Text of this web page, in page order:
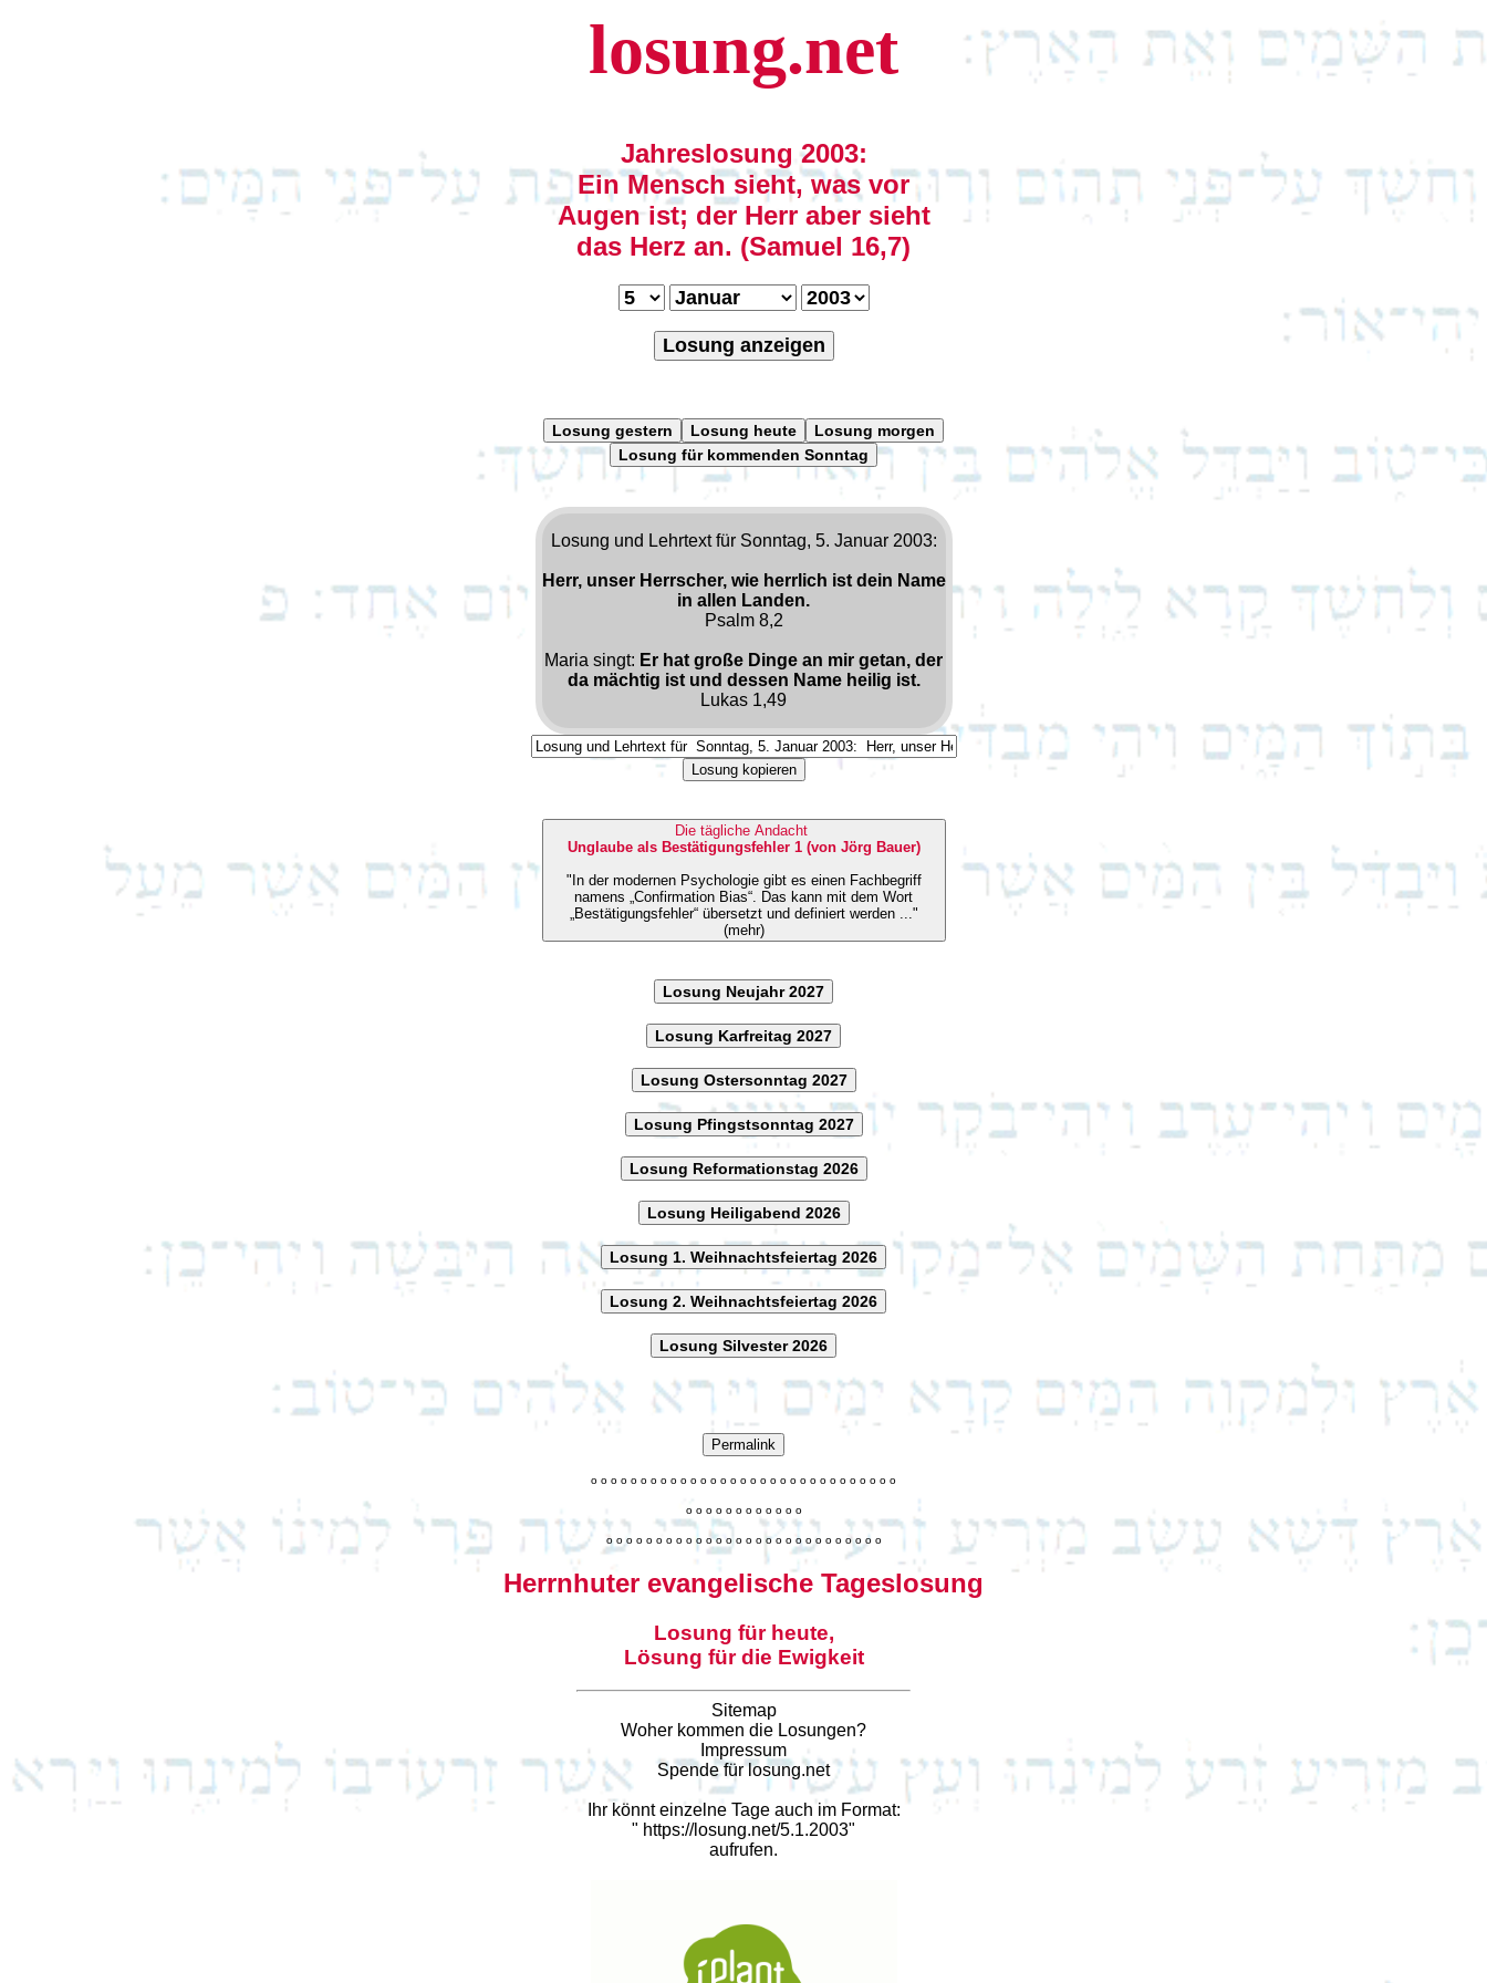
losung.net
Jahreslosung 2003:
Ein Mensch sieht, was vor
Augen ist; der Herr aber sieht
das Herz an. (Samuel 16,7)
Losung anzeigen
Losung gestern Losung heute
Losung morgen
Losung für kommenden Sonntag
Losung und Lehrtext für Sonntag, 5. Januar 2003:
Herr, unser Herrscher, wie herrlich ist dein Name
in allen Landen.
Psalm 8,2
Maria singt: Er hat große Dinge an mir getan, der
da mächtig ist und dessen Name heilig ist.
Lukas 1,49
Losung kopieren
Die tägliche Andacht
Unglaube als Bestätigungsfehler 1 (von Jörg Bauer)
"In der modernen Psychologie gibt es einen Fachbegriff
namens „Confirmation Bias“. Das kann mit dem Wort
„Bestätigungsfehler“ übersetzt und definiert werden ..."
(mehr)
Losung Neujahr 2027
Losung Karfreitag 2027
Losung Ostersonntag 2027
Losung Pfingstsonntag 2027
Losung Reformationstag 2026
Losung Heiligabend 2026
Losung 1. Weihnachtsfeiertag 2026
Losung 2. Weihnachtsfeiertag 2026
Losung Silvester 2026
Permalink
o o o o o o o o o o o o o o o o o o o o o o o o o o o o o o o
o o o o o o o o o o o o
o o o o o o o o o o o o o o o o o o o o o o o o o o o o
Herrnhuter evangelische Tageslosung
Losung für heute,
Lösung für die Ewigkeit
Sitemap
Woher kommen die Losungen?
Impressum
Spende für losung.net
Ihr könnt einzelne Tage auch im Format:
" https://losung.net/5.1.2003"
aufrufen.